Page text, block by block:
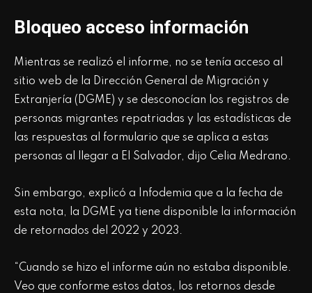
Bloqueo acceso información
Mientras se realizó el informe, no se tenía acceso al
sitio web de la Dirección General de Migración y
Extranjería (DGME) y se desconocían los registros de
personas migrantes repatriadas y las estadísticas de
las respuestas al formulario que se aplica a estas
personas al llegar a El Salvador, dijo Celia Medrano.
Sin embargo, explicó a Infodemia que a la fecha de
esta nota, la DGME ya tiene disponible la información
de retornados del 2022 y 2023.
“Cuando se hizo el informe aún no estaba disponible.
Veo que conforme estos datos, los retornos desde